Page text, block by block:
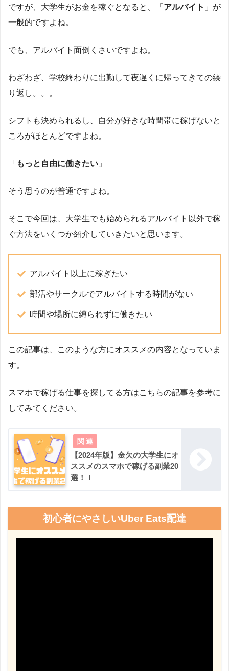
ですが、大学生がお金を稼ぐとなると、「 アルバイト 」が
一般的ですよね。
でも、アルバイト面倒くさいですよね。
わざわざ、学校終わりに出勤して夜遅くに帰ってきての繰
り返し。。。
シフトも決められるし、自分が好きな時間帯に稼げないと
ころがほとんどですよね。
「 もっと自由に働きたい 」
そう思うのが普通ですよね。
そこで今回は、大学生でも始められるアルバイト以外で稼
ぐ方法をいくつか紹介していきたいと思います。
アルバイト以上に稼ぎたい
部活やサークルでアルバイトする時間がない
時間や場所に縛られずに働きたい
この記事は、このような方にオススメの内容となっていま
す。
スマホで稼げる仕事を探してる方はこちらの記事を参考に
してみてください。
【2024年版】金欠の大学生にオ
ススメのスマホで稼げる副業20
選！！
初心者にやさしいUber Eats配達